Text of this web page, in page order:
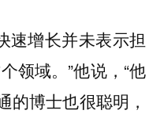
速增长并未表示担
领域。”他说，“他
的博士也很聪明，